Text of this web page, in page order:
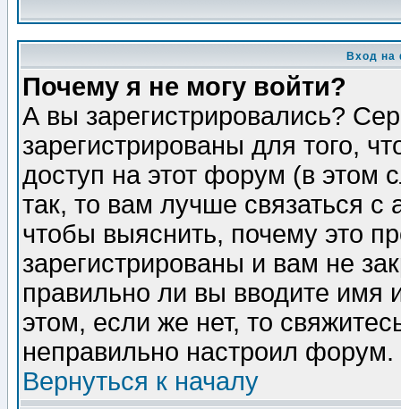
Вход на
Почему я не могу войти?
А вы зарегистрировались?
зарегистрированы для того,
доступ на этот форум (в этом
так, то вам лучше связаться
чтобы выяснить, почему это
зарегистрированы и вам не
правильно ли вы вводите
этом, если же нет, то
неправильно настроил форум.
Вернуться к началу